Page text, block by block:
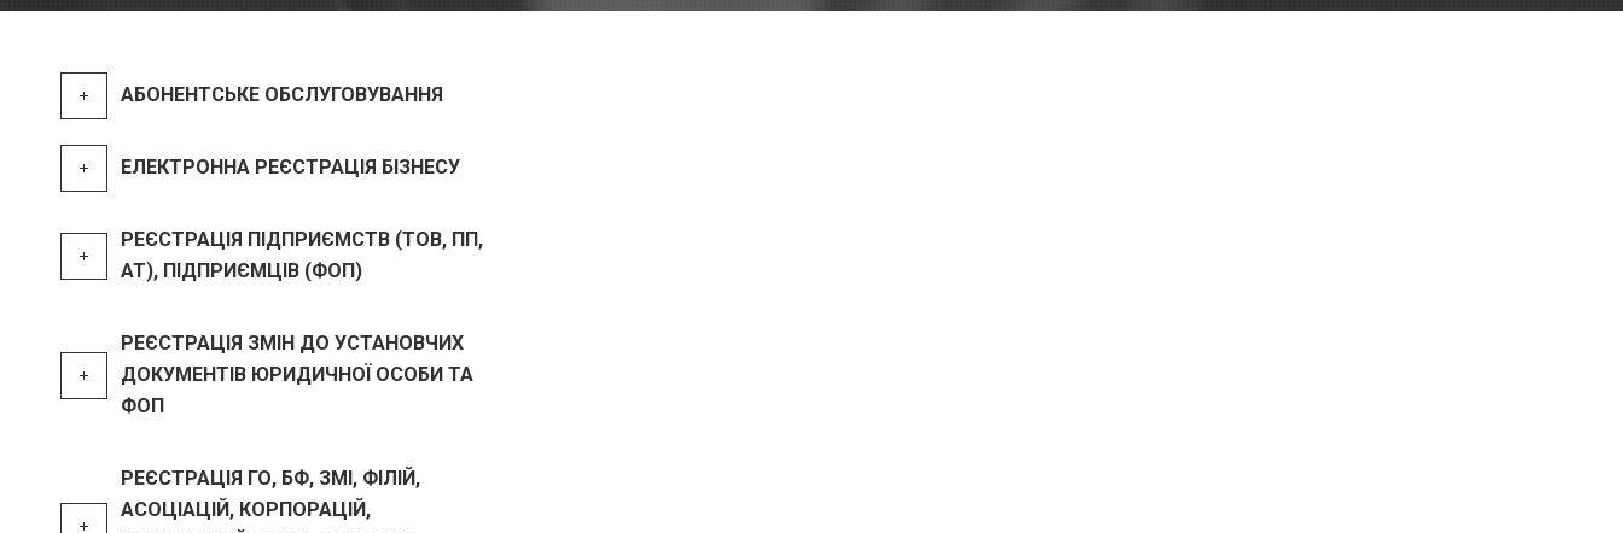
АБОНЕНТСЬКЕ ОБСЛУГОВУВАННЯ
ЕЛЕКТРОННА РЕЄСТРАЦІЯ БІЗНЕСУ
РЕЄСТРАЦІЯ ПІДПРИЄМСТВ (ТОВ, ПП,
АТ), ПІДПРИЄМЦІВ (ФОП)
РЕЄСТРАЦІЯ ЗМІН ДО УСТАНОВЧИХ
ДОКУМЕНТІВ ЮРИДИЧНОЇ ОСОБИ ТА
ФОП
РЕЄСТРАЦІЯ ГО, БФ, ЗМІ, ФІЛІЙ,
АСОЦІАЦІЙ, КОРПОРАЦІЙ,